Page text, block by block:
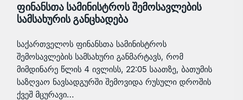
ფინანსთა სამინისტროს შემოსავლების
სამსახურის განცხადება
საქართველოს ფინანსთა სამინისტროს
შემოსავლების სამსახური განმარტავს, რომ
მიმდინარე წლის 4 ივლისს, 22:05 საათზე, ბათუმის
საზღვაო ნავსადგურში შემოვიდა რუსული დროშის
ქვეშ მცურავი…